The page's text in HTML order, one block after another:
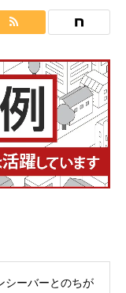
シーバーとのちが